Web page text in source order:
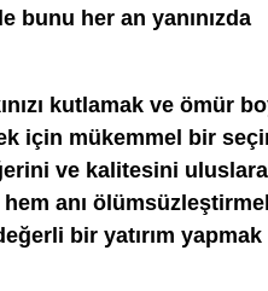
bunu her an yanınızda
kutlamak ve ömür
için mükemmel bir
ve kalitesini
anı
bir yatırım yapmak